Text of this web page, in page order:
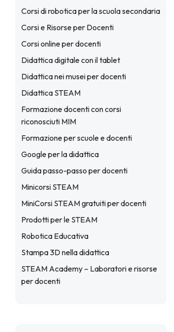
Corsi di robotica per la scuola secondaria
Corsi e Risorse per Docenti
Corsi online per docenti
Didattica digitale con il tablet
Didattica nei musei per docenti
Didattica STEAM
Formazione docenti con corsi
riconosciuti MIM
Formazione per scuole e docenti
Google per la didattica
Guida passo-passo per docenti
Minicorsi STEAM
MiniCorsi STEAM gratuiti per docenti
Prodotti per le STEAM
Robotica Educativa
Stampa 3D nella didattica
STEAM Academy – Laboratori e risorse
per docenti